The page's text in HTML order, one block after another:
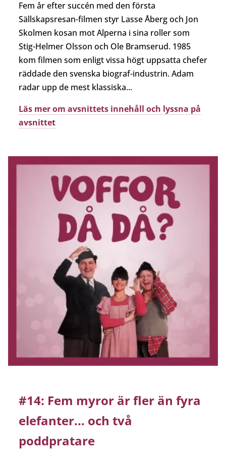
Fem år efter succén med den första
Sällskapsresan-filmen styr Lasse Åberg och Jon
Skolmen kosan mot Alperna i sina roller som
Stig-Helmer Olsson och Ole Bramserud. 1985
kom filmen som enligt vissa högt uppsatta chefer
räddade den svenska biograf-industrin. Adam
radar upp de mest klassiska...
Läs mer om avsnittets innehåll och lyssna på
avsnittet
#14: Fem myror är fler än fyra
elefanter... och två
poddpratare